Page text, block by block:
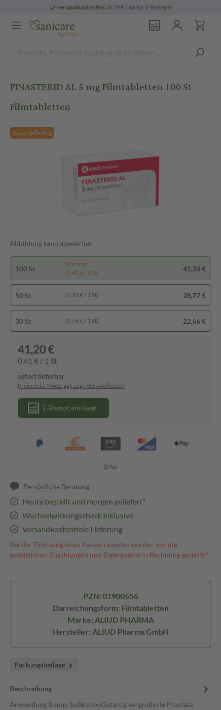
versandkostenfreiab 29 € und für E-Rezepte
FINASTERID AL 5 mg Filmtabletten 100 St
Filmtabletten
Rezeptpflichtig
Abbildung kann abweichen
100 St
Spartipp
(0,41 € / 1 St)
41,20 €
50 St (0,58 € / 1 St) 28,77 €
30 St (0,76 € / 1 St) 22,66 €
41,20 €
0,41 € / 1 St
sofort lieferbar
Preise inkl. MwSt. ggf. zzgl. Versandkosten
E-Rezept einlösen
Persönliche Beratung
Heute bestellt und morgen geliefert³
Wechselwirkungscheck inklusive
Versandkostenfreie Lieferung
Bei der Einlösung eines Kassenrezeptes werden nur die
gesetzlichen Zuzahlungen und Eigenanteile in Rechnung gestellt.⁴
PZN: 01900556
Darreichungsform: Filmtabletten
Marke: ALIUD PHARMA
Hersteller: ALIUD Pharma GmbH
Packungsbeilage
Beschreibung
Anwendung &amp; IndikationGutartig vergrößerte Prostata